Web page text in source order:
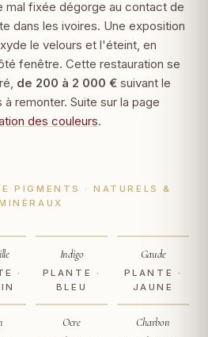
mal fixée dégorge au contact de
dans les ivoires. Une exposition
le velours et l'éteint, en
fenêtre. Cette restauration se
de 200 à 2 000 €suivant le
remonter. Suite sur la page
des couleurs.
PIGMENTS · NATURELS &
·
Indigo
PLANTE ·
BLEU
Gaude
PLANTE ·
JAUNE
Ocre Charbon